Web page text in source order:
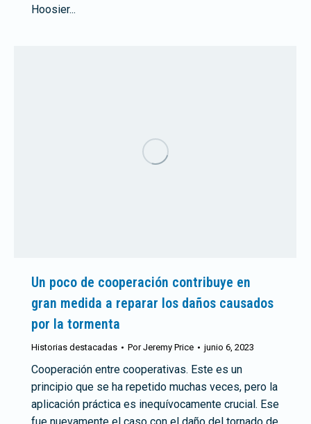
Hoosier...
Un poco de cooperación contribuye en
gran medida a reparar los daños causados
por la tormenta
Historias destacadas PorJeremy Price junio 6, 2023
Cooperación entre cooperativas. Este es un
principio que se ha repetido muchas veces, pero la
aplicación práctica es inequívocamente crucial. Ese